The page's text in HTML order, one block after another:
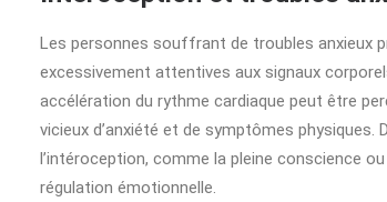
Les personnes souffrant de troubles anxieux
excessivement attentives aux signaux
accélération du rythme cardiaque peut être
vicieux d’anxiété et de symptômes
l’intéroception, comme la pleine conscience
régulation émotionnelle.